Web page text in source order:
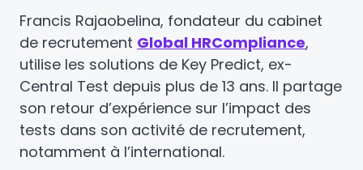
Francis Rajaobelina, fondateur du cabinet
de recrutement Global HRCompliance,
utilise les solutions de Key Predict, ex-
Central Test depuis plus de 13 ans. Il partage
son retour d’expérience sur l’impact des
tests dans son activité de recrutement,
notamment à l’international.